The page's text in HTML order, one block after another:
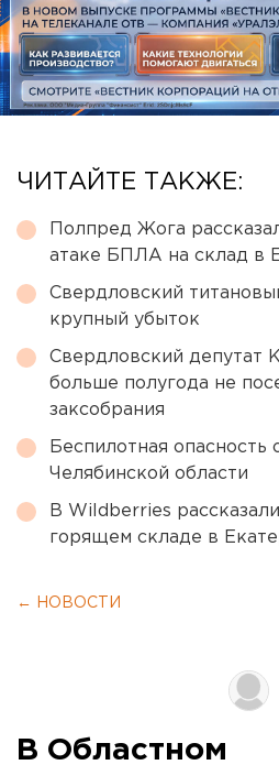
ЧИТАЙТЕ ТАКЖЕ:
Полпред Жога
атаке БПЛА на склад в
Свердловский
крупный убыток
Свердловский депутат
больше полугода не
заксобрания
Беспилотная опасность
Челябинской области
В Wildberries
горящем складе в
← НОВОСТИ
В Областном